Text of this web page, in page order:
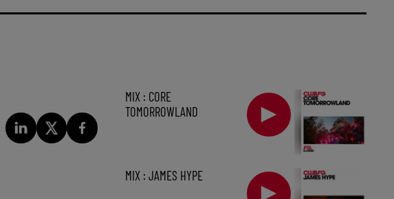
MIX : CORE
TOMORROWLAND
MIX : JAMES HYPE